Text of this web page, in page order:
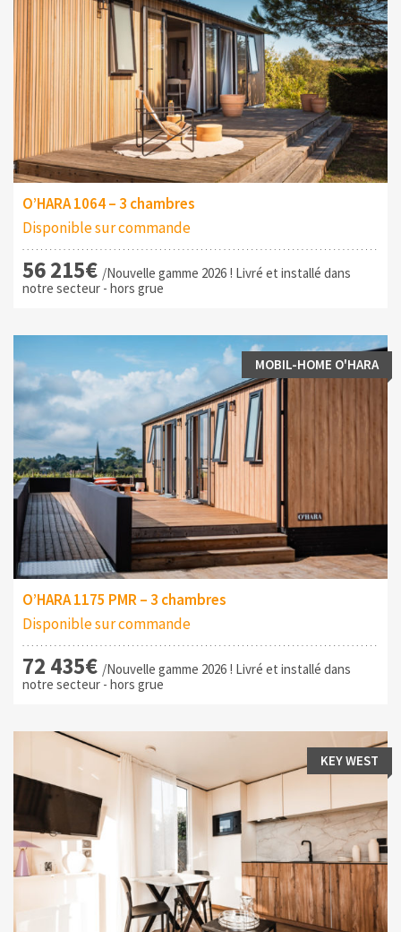
O’HARA 1064 – 3 chambres
Disponible sur commande
56 215€ /Nouvelle gamme 2026 ! Livré et installé dans
notre secteur - hors grue
MOBIL-HOME O'HARA
O’HARA 1175 PMR – 3 chambres
Disponible sur commande
72 435€ /Nouvelle gamme 2026 ! Livré et installé dans
notre secteur - hors grue
KEY WEST